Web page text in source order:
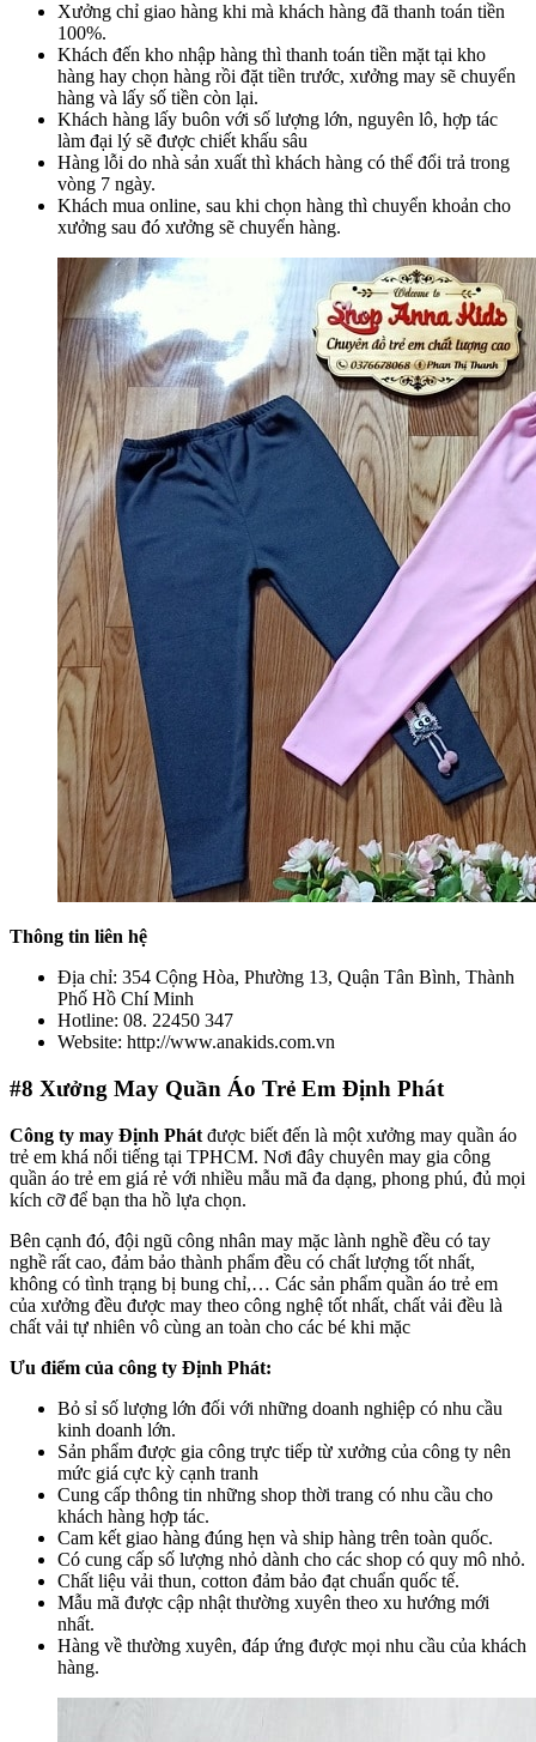
Xưởng chỉ giao hàng khi mà khách hàng đã thanh toán tiền
100%.
Khách đến kho nhập hàng thì thanh toán tiền mặt tại kho
hàng hay chọn hàng rồi đặt tiền trước, xưởng may sẽ chuyển
hàng và lấy số tiền còn lại.
Khách hàng lấy buôn với số lượng lớn, nguyên lô, hợp tác
làm đại lý sẽ được chiết khấu sâu
Hàng lỗi do nhà sản xuất thì khách hàng có thể đổi trả trong
vòng 7 ngày.
Khách mua online, sau khi chọn hàng thì chuyển khoản cho
xưởng sau đó xưởng sẽ chuyển hàng.
Thông tin liên hệ
Địa chỉ: 354 Cộng Hòa, Phường 13, Quận Tân Bình, Thành
Phố Hồ Chí Minh
Hotline: 08. 22450 347
Website: http://www.anakids.com.vn
#8 Xưởng May Quần Áo Trẻ Em Định Phát
Công ty may Định Phát được biết đến là một xưởng may quần áo
trẻ em khá nổi tiếng tại TPHCM. Nơi đây chuyên may gia công
quần áo trẻ em giá rẻ với nhiều mẫu mã đa dạng, phong phú, đủ mọi
kích cỡ để bạn tha hồ lựa chọn.
Bên cạnh đó, đội ngũ công nhân may mặc lành nghề đều có tay
nghề rất cao, đảm bảo thành phẩm đều có chất lượng tốt nhất,
không có tình trạng bị bung chỉ,… Các sản phẩm quần áo trẻ em
của xưởng đều được may theo công nghệ tốt nhất, chất vải đều là
chất vải tự nhiên vô cùng an toàn cho các bé khi mặc
Ưu điểm của công ty Định Phát:
Bỏ sỉ số lượng lớn đối với những doanh nghiệp có nhu cầu
kinh doanh lớn.
Sản phẩm được gia công trực tiếp từ xưởng của công ty nên
mức giá cực kỳ cạnh tranh
Cung cấp thông tin những shop thời trang có nhu cầu cho
khách hàng hợp tác.
Cam kết giao hàng đúng hẹn và ship hàng trên toàn quốc.
Có cung cấp số lượng nhỏ dành cho các shop có quy mô nhỏ.
Chất liệu vải thun, cotton đảm bảo đạt chuẩn quốc tế.
Mẫu mã được cập nhật thường xuyên theo xu hướng mới
nhất.
Hàng về thường xuyên, đáp ứng được mọi nhu cầu của khách
hàng.